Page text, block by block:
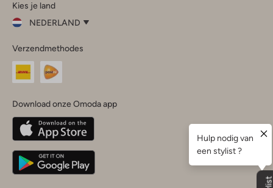
InstagramFacebook
Kies je land
NEDERLAND
je
land
Nederland
Belgique(Français)
Deutschland
Verzendmethodes
Download onze Omoda app